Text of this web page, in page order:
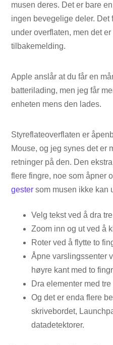
musen deres. Det er bare
ingen bevegelige deler. Det
under overflaten, men det
tilbakemelding.
Apple anslår at du får en
batterilading, men jeg får
enheten mens den lades.
Styreflateoverflaten er
Mouse, og jeg synes det er
retninger på den. Den
flere fingre, noe som åpner
gester som musen ikke kan
Velg tekst ved å dra
Zoom inn og ut ved å
Roter ved å flytte to
Åpne varslingssenter
høyre kant med to
Dra elementer med tre
Og det er enda flere
skrivebordet,
datadetektorer.